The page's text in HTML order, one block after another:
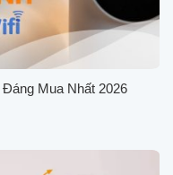
Mua Nhất 2026